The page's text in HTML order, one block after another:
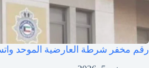
رقم مخفر شرطة العارضية الموحد